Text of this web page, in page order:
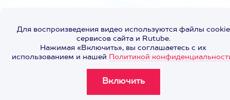
Для воспроизведения видео используются файлы cookie
сервисов сайта и Rutube.
Нажимая «Включить», вы соглашаетесь с их
использованием и нашей Политикой